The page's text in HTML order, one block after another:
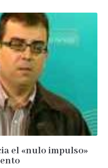
el «nulo impulso»